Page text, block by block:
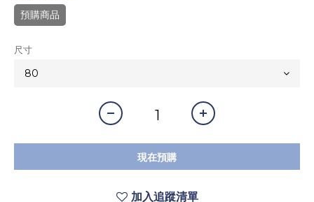
預購商品
尺寸
現在預購
加入追蹤清單